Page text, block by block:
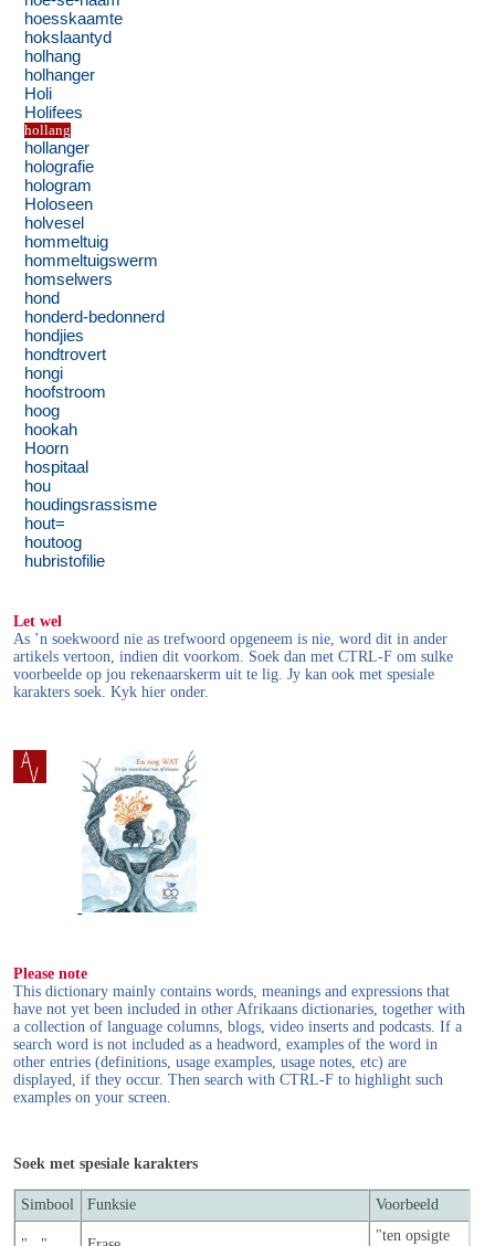
hoesskaamte
hokslaantyd
holhang
holhanger
Holi
Holifees
hollang
hollanger
holografie
hologram
Holoseen
holvesel
hommeltuig
hommeltuigswerm
homselwers
hond
honderd-bedonnerd
hondjies
hondtrovert
hongi
hoofstroom
hoog
hookah
Hoorn
hospitaal
hou
houdingsrassisme
hout=
houtoog
hubristofilie
Let wel
As ’n soekwoord nie as trefwoord opgeneem is nie, word dit in ander
artikels vertoon, indien dit voorkom. Soek dan met CTRL-F om sulke
voorbeelde op jou rekenaarskerm uit te lig. Jy kan ook met spesiale
karakters soek. Kyk hier onder.
Please note
This dictionary mainly contains words, meanings and expressions that
have not yet been included in other Afrikaans dictionaries, together with
a collection of language columns, blogs, video inserts and podcasts. If a
search word is not included as a headword, examples of the word in
other entries (definitions, usage examples, usage notes, etc) are
displayed, if they occur. Then search with CTRL-F to highlight such
examples on your screen.
Soek met spesiale karakters
Simbool Funksie Voorbeeld
"ten opsigte